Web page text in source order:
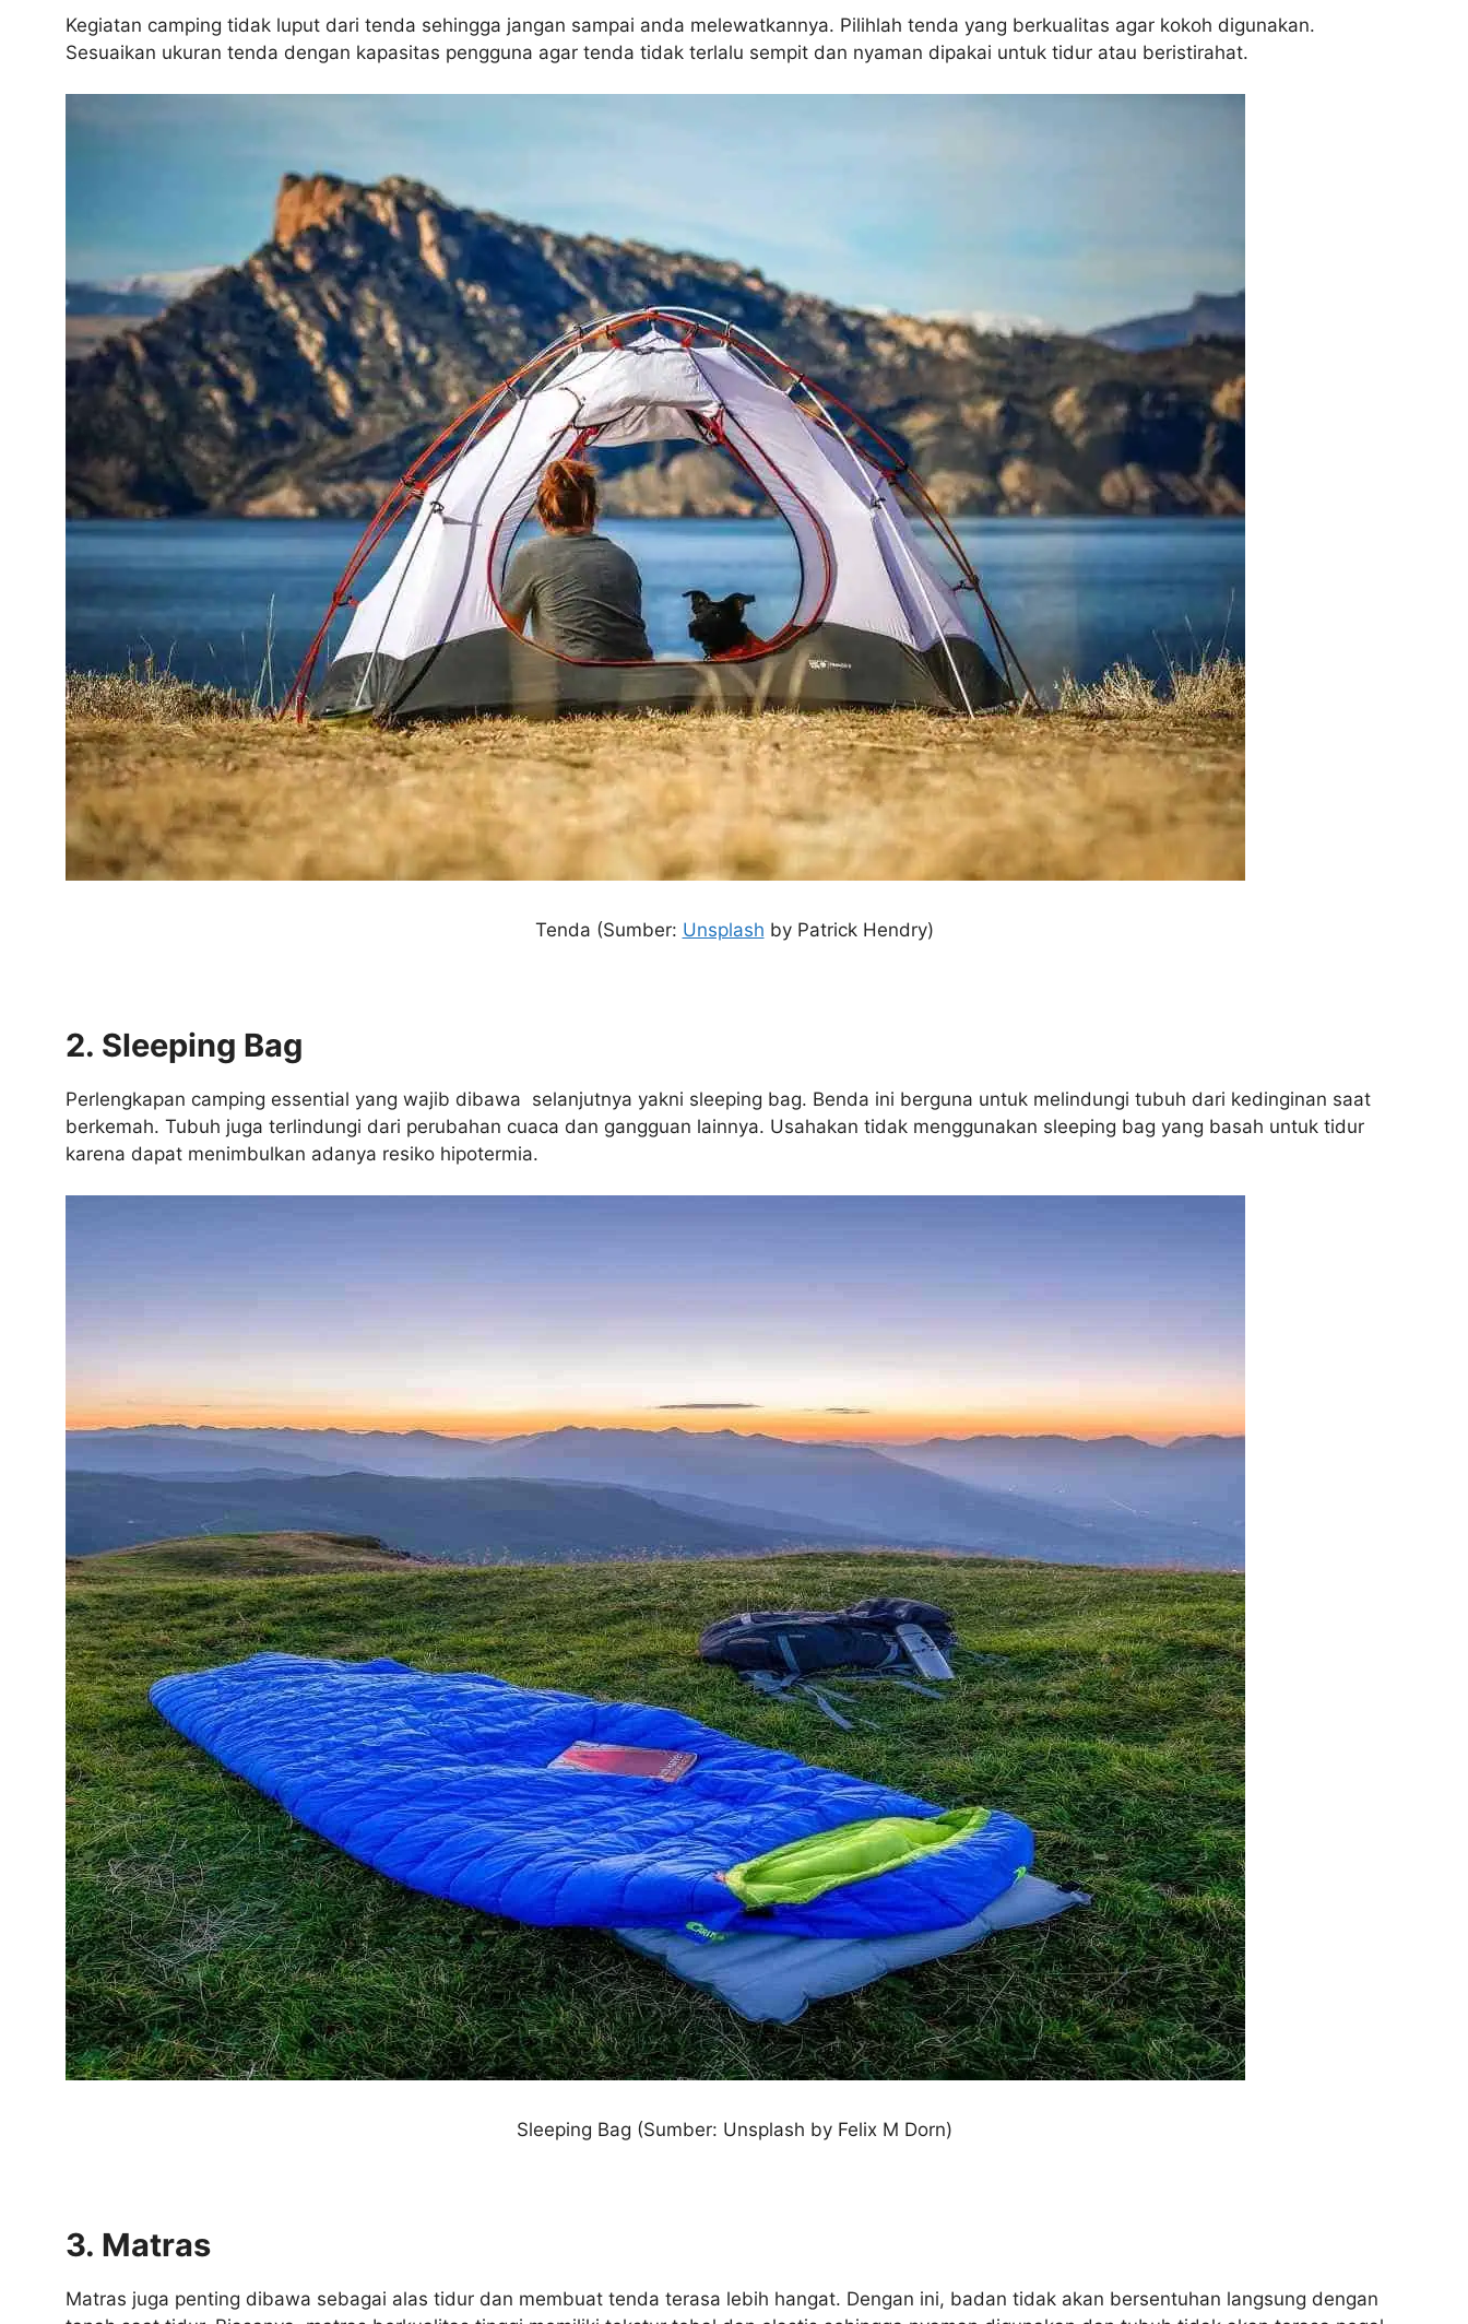
Kegiatan camping tidak luput dari tenda sehingga jangan sampai anda melewatkannya. Pilihlah tenda yang berkualitas agar kokoh digunakan.
Sesuaikan ukuran tenda dengan kapasitas pengguna agar tenda tidak terlalu sempit dan nyaman dipakai untuk tidur atau beristirahat.
Tenda (Sumber: Unsplash by Patrick Hendry)
2. Sleeping Bag
Perlengkapan camping essential yang wajib dibawa selanjutnya yakni sleeping bag. Benda ini berguna untuk melindungi tubuh dari kedinginan saat
berkemah. Tubuh juga terlindungi dari perubahan cuaca dan gangguan lainnya. Usahakan tidak menggunakan sleeping bag yang basah untuk tidur
karena dapat menimbulkan adanya resiko hipotermia.
Sleeping Bag (Sumber: Unsplash by Felix M Dorn)
3. Matras
Matras juga penting dibawa sebagai alas tidur dan membuat tenda terasa lebih hangat. Dengan ini, badan tidak akan bersentuhan langsung dengan